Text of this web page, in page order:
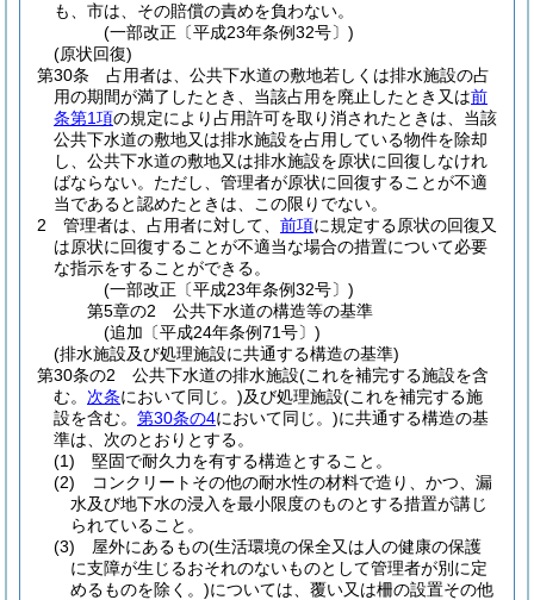
も、市は、その賠償の責めを負わない。
(一部改正〔平成23年条例32号〕)
(原状回復)
第30条
占用者は、公共下水道の敷地若しくは排水施設の占
用の期間が満了したとき、当該占用を廃止したとき又は前
条第1項の規定により占用許可を取り消されたときは、当該
公共下水道の敷地又は排水施設を占用している物件を除却
し、公共下水道の敷地又は排水施設を原状に回復しなけれ
ばならない。 ただし、管理者が原状に回復することが不適
当であると認めたときは、この限りでない。
2
管理者は、占用者に対して、 前項に規定する原状の回復又
は原状に回復することが不適当な場合の措置について必要
な指示をすることができる。
(一部改正〔平成23年条例32号〕)
第5章の2
公共下水道の構造等の基準
(追加〔平成24年条例71号〕)
(排水施設及び処理施設に共通する構造の基準)
第30条の2
公共下水道の排水施設(これを補完する施設を含
む。 次条において同じ。)及び処理施設(これを補完する施
設を含む。 第30条の4において同じ。)に共通する構造の基
準は、次のとおりとする。
(1)
堅固で耐久力を有する構造とすること。
(2)
コンクリートその他の耐水性の材料で造り、かつ、漏
水及び地下水の浸入を最小限度のものとする措置が講じ
られていること。
(3)
屋外にあるもの(生活環境の保全又は人の健康の保護
に支障が生じるおそれのないものとして管理者が別に定
めるものを除く。)については、覆い又は柵の設置その他